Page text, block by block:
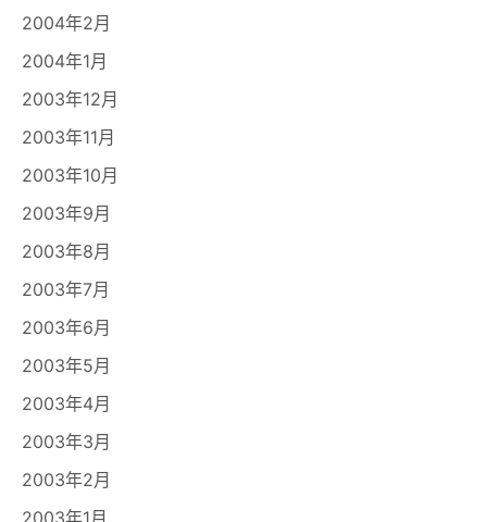
2004年2月
2004年1月
2003年12月
2003年11月
2003年10月
2003年9月
2003年8月
2003年7月
2003年6月
2003年5月
2003年4月
2003年3月
2003年2月
2003年1月